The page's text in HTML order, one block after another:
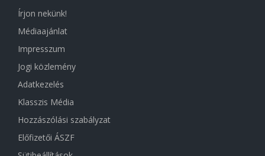
Írjon nekünk!
Médiaajánlat
Impresszum
Jogi közlemény
Adatkezelés
Klasszis Média
Hozzászólási szabályzat
Előfizetői ÁSZF